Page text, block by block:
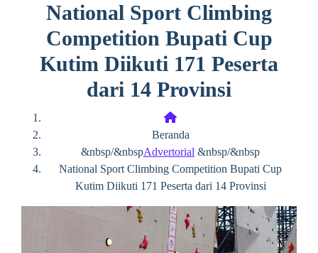
National Sport Climbing
Competition Bupati Cup
Kutim Diikuti 171 Peserta
dari 14 Provinsi
Beranda
&nbsp/&nbspAdvertorial &nbsp/&nbsp
National Sport Climbing Competition Bupati Cup
Kutim Diikuti 171 Peserta dari 14 Provinsi